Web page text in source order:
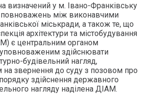
визначений у м. Івано-Франківську
повноважень між виконавчими
міськради, а також те, що
архітектури та містобудування
є центральним органом
здійснювати
будівельний нагляд,
на звернення до суду з позовом про
здійснення державного
нагляду наділена ДІАМ.